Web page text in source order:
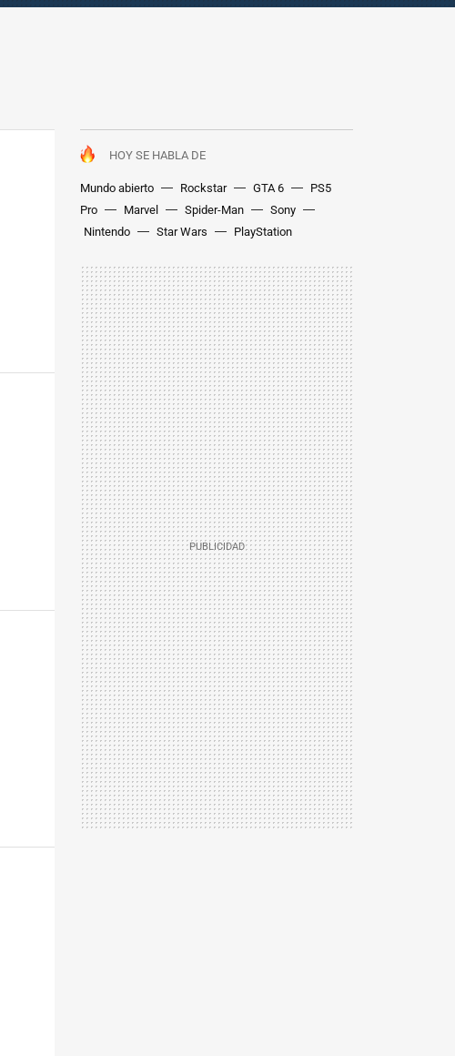
HOY SE HABLA DE
Mundo abierto Rockstar GTA 6
PS5
Pro
Marvel Spider-Man
Sony
Nintendo
Star Wars PlayStation